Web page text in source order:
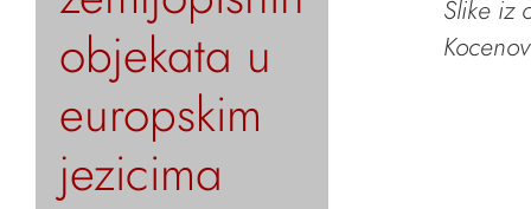
objekata u
europskim
jezicima
Slike iz